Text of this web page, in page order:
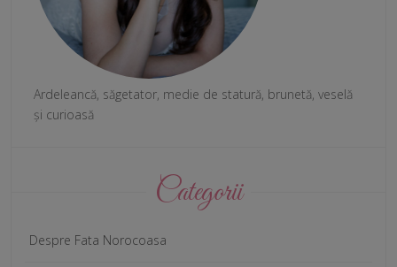
Ardeleancă, săgetator, medie de statură, brunetă, veselă
și curioasă
Categorii
Despre Fata Norocoasa